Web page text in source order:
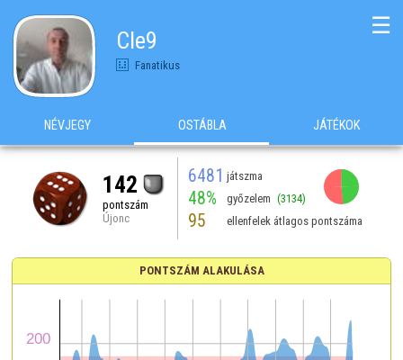
Cle9
Fanatikus
☰
NÉVJEGY OSTÁBLA JÁTÉKOK
142
pontszám
Újonc
6481 játszma
48% győzelem (3134)
95 ellenfelek átlagos pontszáma
PONTSZÁM ALAKULÁSA